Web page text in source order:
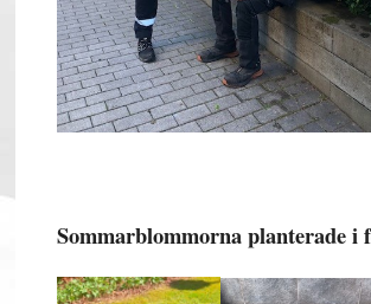
Sommarblommorna planterade i